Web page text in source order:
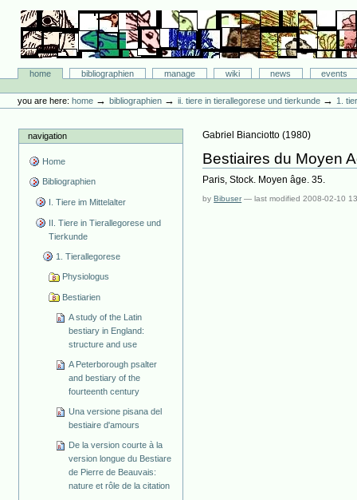
content.
navigation
Bibliographie-Portal
Sectionshome bibliographien manage wiki news
events
tools
you are here: home →bibliographien →ii. tiere in tierallegorese und tierkunde →1.
navigation
Home
Bibliographien
I. Tiere im Mittelalter
II. Tiere in Tierallegorese und
Tierkunde
1. Tierallegorese
Physiologus
Bestiarien
A study of the Latin
bestiary in England:
structure and use
A Peterborough psalter
and bestiary of the
fourteenth century
Una versione pisana del
bestiaire d'amours
De la version courte à la
version longue du Bestiare
de Pierre de Beauvais:
nature et rôle de la citation
Gabriel Bianciotto (1980)
Bestiaires du Moyen
Paris, Stock. Moyen âge. 35.
byBibuser —last modified2008-02-10